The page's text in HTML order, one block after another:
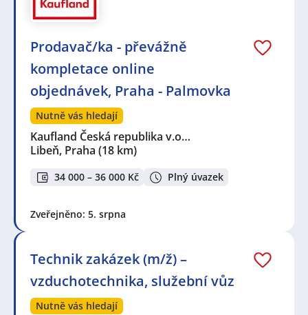
Prodavač/ka - převážně
kompletace online
objednávek, Praha - Palmovka
Nutně vás hledají
Kaufland Česká republika v.o…
Libeň, Praha (18 km)
34 000 – 36 000 Kč Plný úvazek
Zveřejněno: 5. srpna
Technik zakázek (m/ž) –
vzduchotechnika, služební vůz
Nutně vás hledají